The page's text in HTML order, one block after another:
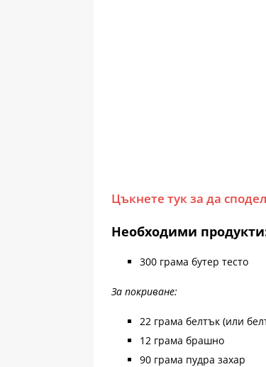
Цъкнете тук за да
Необходими
300 грама бутер тесто
За покриване:
22 грама белтък (или
12 грама брашно
90 грама пудра захар